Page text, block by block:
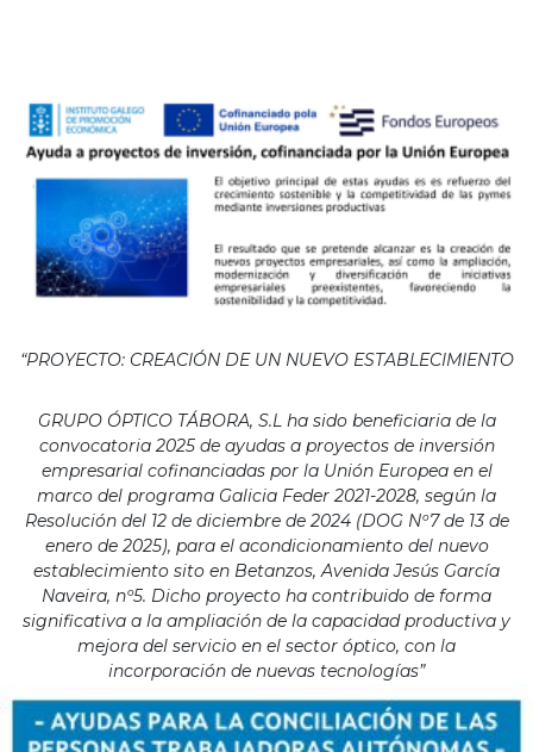
“PROYECTO: CREACIÓN DE UN NUEVO ESTABLECIMIENTO
GRUPO ÓPTICO TÁBORA, S.L ha sido beneficiaria de la
convocatoria 2025 de ayudas a proyectos de inversión
empresarial cofinanciadas por la Unión Europea en el
marco del programa Galicia Feder 2021-2028, según la
Resolución del 12 de diciembre de 2024 (DOG Nº7 de 13 de
enero de 2025), para el acondicionamiento del nuevo
establecimiento sito en Betanzos, Avenida Jesús García
Naveira, nº5. Dicho proyecto ha contribuido de forma
significativa a la ampliación de la capacidad productiva y
mejora del servicio en el sector óptico, con la
incorporación de nuevas tecnologías”